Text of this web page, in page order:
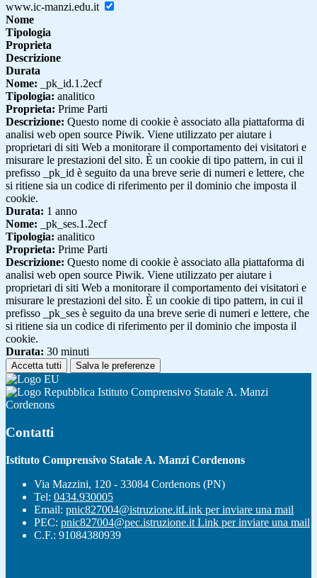
www.ic-manzi.edu.it
Nome
Tipologia
Proprieta
Descrizione
Durata
Nome: _pk_id.1.2ecf
Tipologia: analitico
Proprieta: Prime Parti
Descrizione: Questo nome di cookie è associato alla piattaforma di
analisi web open source Piwik. Viene utilizzato per aiutare i
proprietari di siti Web a monitorare il comportamento dei visitatori e
misurare le prestazioni del sito. È un cookie di tipo pattern, in cui il
prefisso _pk_id è seguito da una breve serie di numeri e lettere, che
si ritiene sia un codice di riferimento per il dominio che imposta il
cookie.
Durata: 1 anno
Nome: _pk_ses.1.2ecf
Tipologia: analitico
Proprieta: Prime Parti
Descrizione: Questo nome di cookie è associato alla piattaforma di
analisi web open source Piwik. Viene utilizzato per aiutare i
proprietari di siti Web a monitorare il comportamento dei visitatori e
misurare le prestazioni del sito. È un cookie di tipo pattern, in cui il
prefisso _pk_ses è seguito da una breve serie di numeri e lettere, che
si ritiene sia un codice di riferimento per il dominio che imposta il
cookie.
Durata: 30 minuti
Accetta tutti Salva le preferenze
Istituto Comprensivo Statale A. Manzi
Cordenons
Contatti
Istituto Comprensivo Statale A. Manzi Cordenons
Via Mazzini, 120 - 33084 Cordenons (PN)
Tel: 0434.930005
Email: pnic827004@istruzione.itLink per inviare una mail
PEC: pnic827004@pec.istruzione.it Link per inviare una mail
C.F.: 91084380939